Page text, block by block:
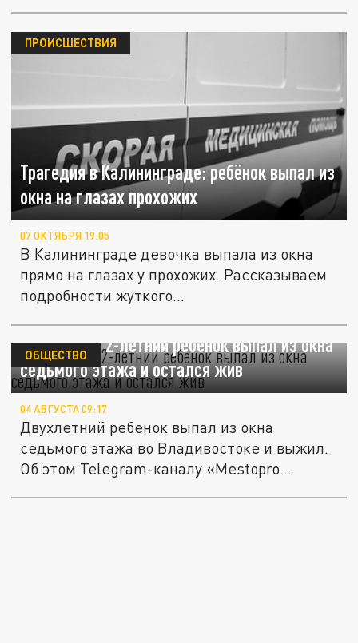
Трагедия в Калининграде: ребёнок выпал из
окна на глазах прохожих
ПРОИСШЕСТВИЯ
07 ОКТЯБРЯ 19:05
В Калининграде девочка выпала из окна
прямо на глазах у прохожих. Рассказываем
подробности жуткого...
В Приморье 2-летний ребенок выпал из окна
седьмого этажа и остался жив
ОБЩЕСТВО
04 АВГУСТА 09:17
Двухлетний ребенок выпал из окна
седьмого этажа во Владивостоке и выжил.
Об этом Telegram-каналу «Mestopro...